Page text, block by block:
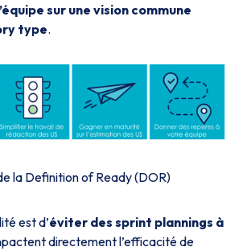
sur une vision commune
type.
la Definition of Ready (DOR)
est d’éviter des sprint plannings à
directement l’efficacité de